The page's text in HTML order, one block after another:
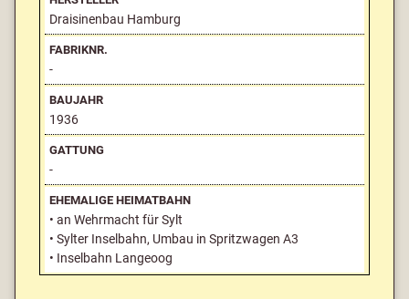
Draisinenbau Hamburg
-
1936
-
• an Wehrmacht für Sylt
• Sylter Inselbahn, Umbau in Spritzwagen A3
• Inselbahn Langeoog